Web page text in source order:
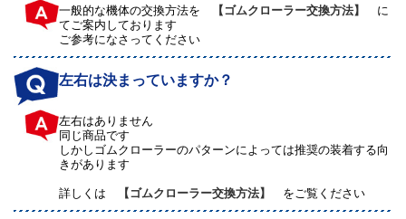
一般的な機体の交換方法を 【ゴムクローラー交換方法】
に
てご案内しております
ご参考になさってください
左右は決まっていますか？
左右はありません
同じ商品です
しかしゴムクローラーのパターンによっては推奨の装着する向
きがあります
詳しくは 【ゴムクローラー交換方法】 をご覧ください